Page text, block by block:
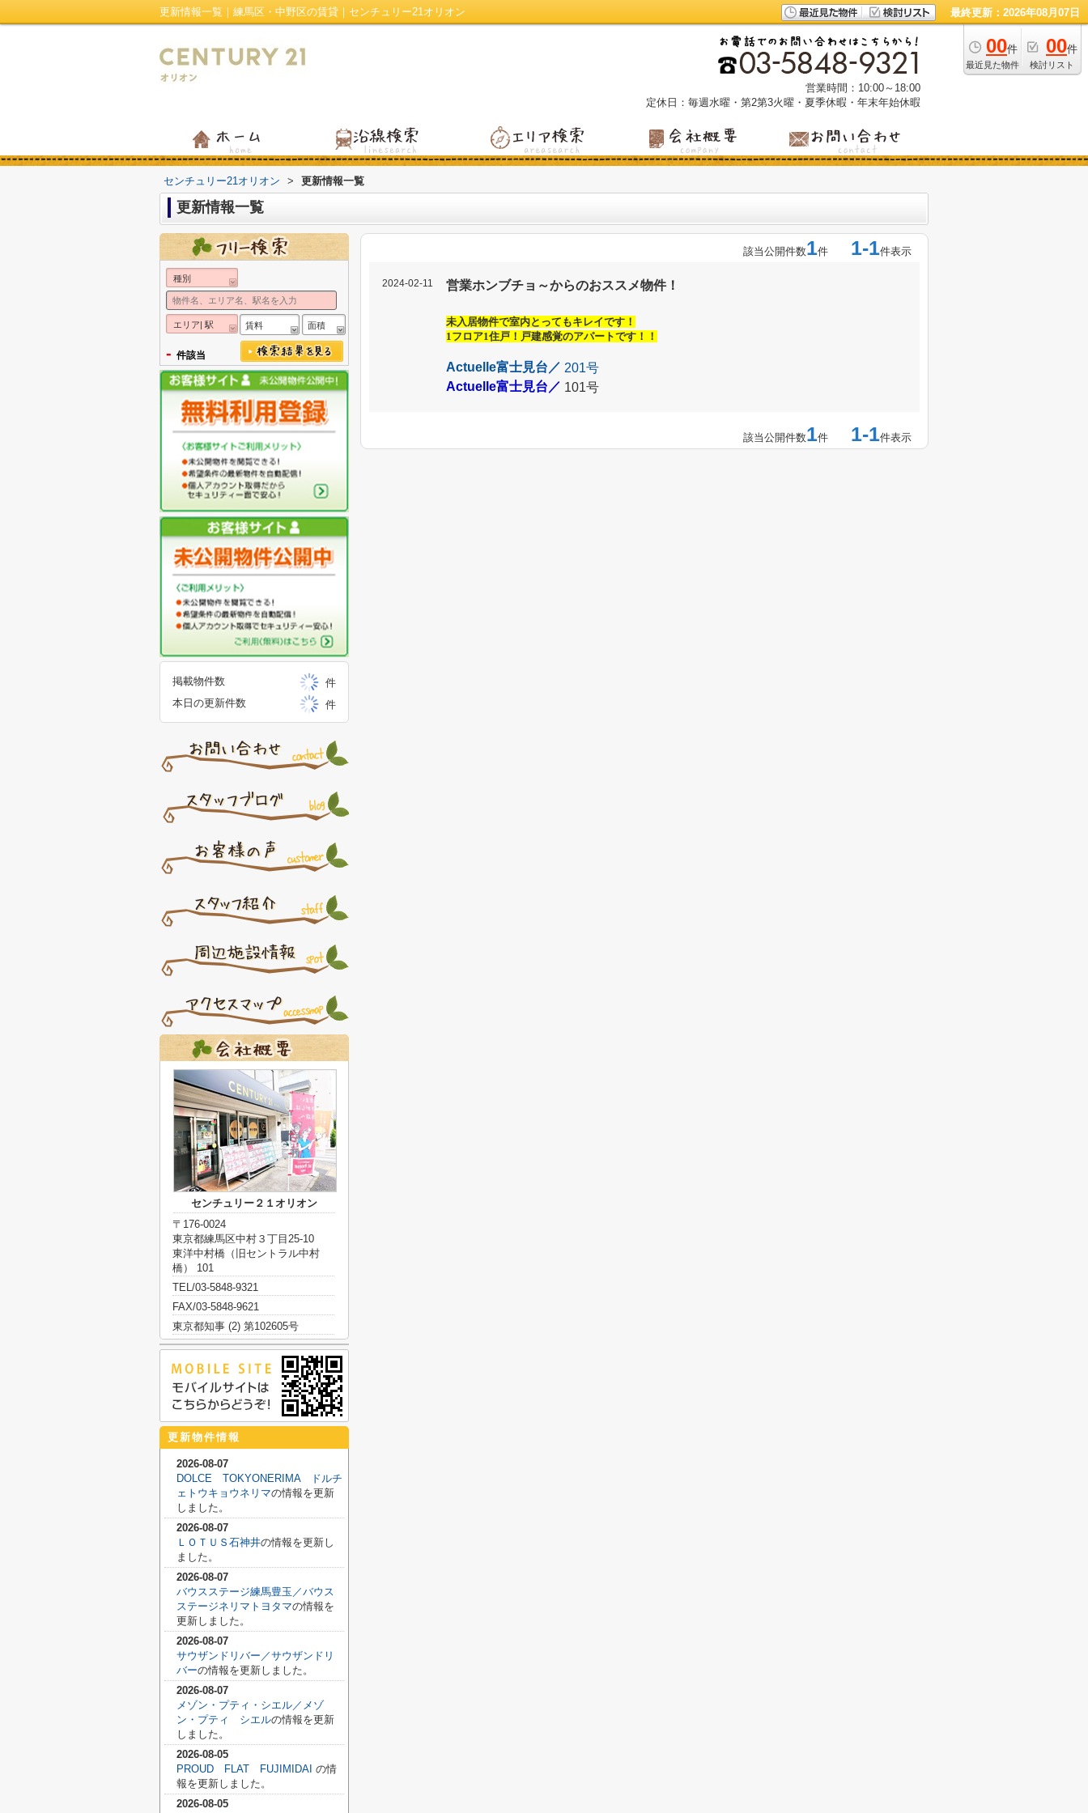
更新情報一覧｜練馬区・中野区の賃貸｜センチュリー21オリオン 最終更新：2026年08月07日
00件
最近見た物件
00件
検討リスト
営業時間：10:00～18:00
定休日：毎週水曜・第2第3火曜・夏季休暇・年末年始休暇
センチュリー21オリオン > 更新情報一覧
更新情報一覧
該当公開件数1件 1-1件表示
2024-02-11 営業ホンブチョ～からのおススメ物件！
未入居物件で室内とってもキレイです！
1フロア1住戸！戸建感覚のアパートです！！
Actuelle富士見台／ 201号
Actuelle富士見台／ 101号
該当公開件数1件 1-1件表示
種別
エリア| 駅 賃料 面積
- 件該当
掲載物件数
件
本日の更新件数
件
センチュリー２１オリオン
〒176-0024
東京都練馬区中村３丁目25-10
東洋中村橋（旧セントラル中村
橋） 101
TEL/03-5848-9321
FAX/03-5848-9621
東京都知事 (2) 第102605号
更新物件情報
2026-08-07
DOLCE TOKYONERIMA ドルチ
ェトウキョウネリマの情報を更新
しました。
2026-08-07
ＬＯＴＵＳ石神井の情報を更新し
ました。
2026-08-07
バウスステージ練馬豊玉／バウス
ステージネリマトヨタマの情報を
更新しました。
2026-08-07
サウザンドリバー／サウザンドリ
バーの情報を更新しました。
2026-08-07
メゾン・プティ・シエル／メゾ
ン・プティ シエルの情報を更新
しました。
2026-08-05
PROUD FLAT FUJIMIDAI の情
報を更新しました。
2026-08-05